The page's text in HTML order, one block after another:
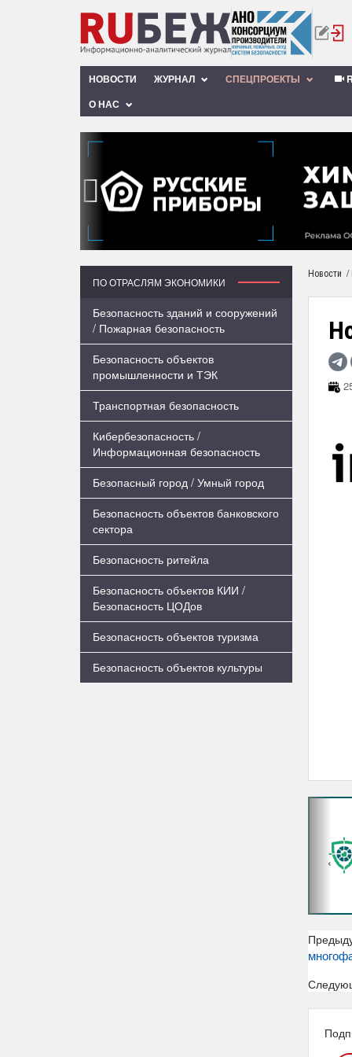
НОВОСТИ ЖУРНАЛ СПЕЦПРОЕКТЫ
О НАС
‹
ПО ОТРАСЛЯМ ЭКОНОМИКИ
Безопасность зданий и сооружений
/ Пожарная безопасность
Безопасность объектов
промышленности и ТЭК
Транспортная безопасность
Кибербезопасность /
Информационная безопасность
Безопасный город / Умный город
Безопасность объектов банковского
сектора
Безопасность ритейла
Безопасность объектов КИИ /
Безопасность ЦОДов
Безопасность объектов туризма
Безопасность объектов культуры
Новости /
‹